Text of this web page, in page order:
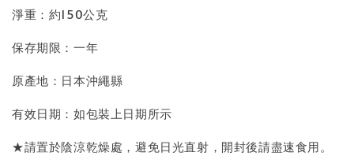
淨重：約150公克
保存期限：一年
原產地：日本沖繩縣
有效日期：如包裝上日期所示
★請置於陰涼乾燥處，避免日光直射，開封後請盡速食用。